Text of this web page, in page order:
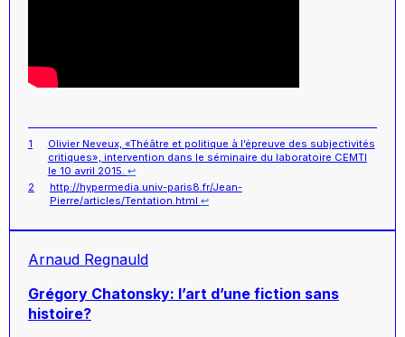
1
Olivier Neveux, «Théâtre et politique à l’épreuve des subjectivités
critiques», intervention dans le séminaire du laboratoire CEMTI
le 10 avril 2015. ↩︎
2
http://hypermedia.univ-paris8.fr/Jean-
Pierre/articles/Tentation.html ↩︎
Arnaud Regnauld
Grégory Chatonsky: l’art d’une fiction sans
histoire?